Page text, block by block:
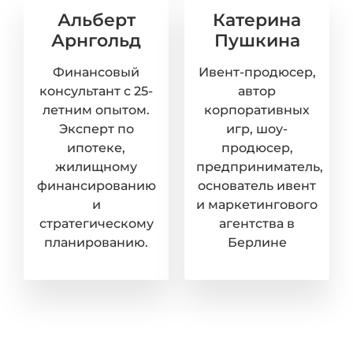
Альберт
Арнгольд
Финансовый
консультант с 25-
летним опытом.
Эксперт по
ипотеке,
жилищному
финансированию
и
стратегическому
планированию.
Катерина
Пушкина
Ивент-продюсер,
автор
корпоративных
игр, шоу-
продюсер,
предприниматель,
основатель ивент
и маркетингового
агентства в
Берлине